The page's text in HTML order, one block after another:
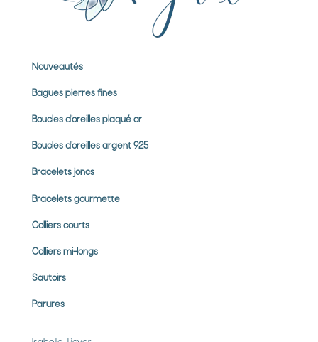
Nouveautés
Bagues pierres fines
Boucles d’oreilles plaqué or
Boucles d’oreilles argent 925
Bracelets joncs
Bracelets gourmette
Colliers courts
Colliers mi-longs
Sautoirs
Parures